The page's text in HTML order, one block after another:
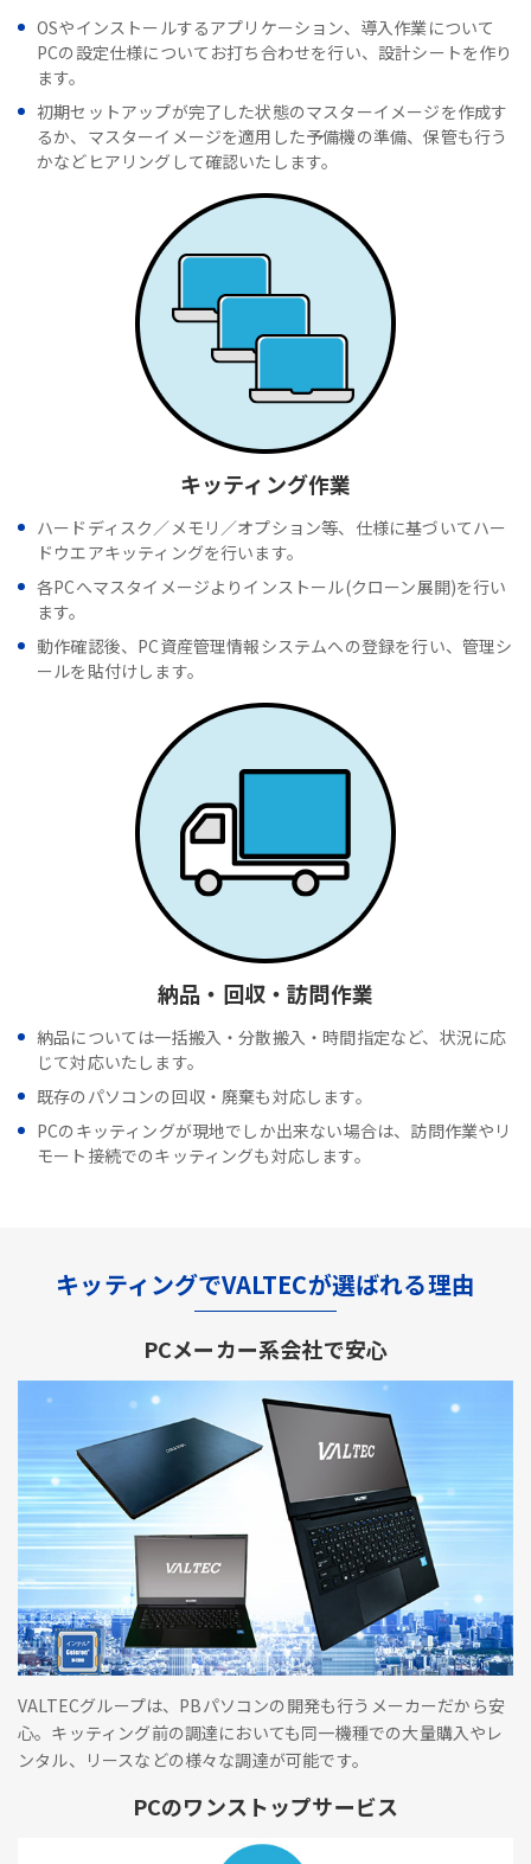
OSやインストールするアプリケーション、導入作業について
PCの設定仕様についてお打ち合わせを行い、設計シートを作り
ます。
初期セットアップが完了した状態のマスターイメージを作成す
るか、マスターイメージを適用した予備機の準備、保管も行う
かなどヒアリングして確認いたします。
キッティング作業
ハードディスク／メモリ／オプション等、仕様に基づいてハー
ドウエアキッティングを行います。
各PCへマスタイメージよりインストール(クローン展開)を行い
ます。
動作確認後、PC資産管理情報システムへの登録を行い、管理シ
ールを貼付けします。
納品・回収・訪問作業
納品については一括搬入・分散搬入・時間指定など、状況に応
じて対応いたします。
既存のパソコンの回収・廃棄も対応します。
PCのキッティングが現地でしか出来ない場合は、訪問作業やリ
モート接続でのキッティングも対応します。
キッティングでVALTECが選ばれる理由
PCメーカー系会社で安心
VALTECグループは、PBパソコンの開発も行うメーカーだから安
心。キッティング前の調達においても同一機種での大量購入やレ
ンタル、リースなどの様々な調達が可能です。
PCのワンストップサービス